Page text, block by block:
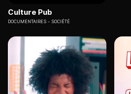
Culture Pub
DOCUMENTAIRES SOCIÉTÉ